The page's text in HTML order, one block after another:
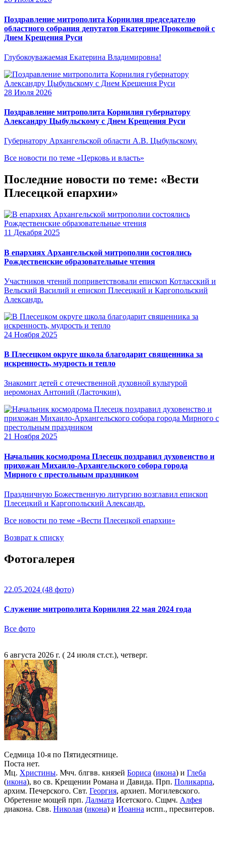
Поздравление митрополита Корнилия председателю
областного собрания депутатов Екатерине Прокопьевой с
Днем Крещения Руси
Глубокоуважаемая Екатерина Владимировна!
28 Июля 2026
Поздравление митрополита Корнилия губернатору
Александру Цыбульскому с Днем Крещения Руси
Губернатору Архангельской области А.В. Цыбульскому.
Все новости по теме «Церковь и власть»
Последние новости по теме: «Вести
Плесецкой епархии»
11 Декабря 2025
В епархиях Архангельской митрополии состоялись
Рождественские образовательные чтения
Участников чтений поприветствовали епископ Котласский и
Вельский Василий и епископ Плесецкий и Каргопольский
Александр.
24 Ноября 2025
В Плесецком округе школа благодарит священника за
искренность, мудрость и тепло
Знакомит детей с отечественной духовной культурой
иеромонах Антоний (Ласточкин).
21 Ноября 2025
Начальник космодрома Плесецк поздравил духовенство и
прихожан Михаило-Архангельского собора города
Мирного с престольным праздником
Праздничную Божественную литургию возглавил епископ
Плесецкий и Каргопольский Александр.
Все новости по теме «Вести Плесецкой епархии»
Возврат к списку
Фотогалерея
22.05.2024 (48 фото)
Служение митрополита Корнилия 22 мая 2024 года
Все фото
6 августа 2026 г. ( 24 июля ст.ст.), четверг.
Седмица 10-я по Пятидесятнице.
Поста нет.
Мц. Христины. Мчч. блгвв. князей Бориса (икона) и Глеба
(икона), во св. Крещении Романа и Давида. Прп. Поликарпа,
архим. Печерского. Свт. Георгия, архиеп. Могилевского.
Обретение мощей прп. Далмата Исетского. Сщмч. Алфея
диакона. Свв. Николая (икона) и Иоанна испп., пресвитеров.